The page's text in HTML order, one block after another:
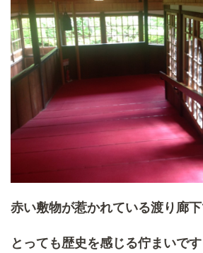
赤い敷物が惹かれている渡り廊
とっても歴史を感じる佇まいです